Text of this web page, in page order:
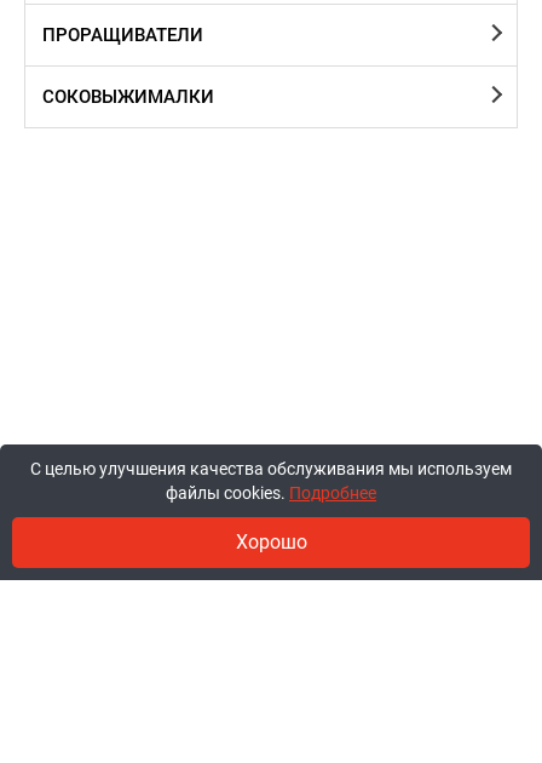
ПРОРАЩИВАТЕЛИ
СОКОВЫЖИМАЛКИ
С целью улучшения качества обслуживания мы используем
файлы cookies. Подробнее
Хорошо